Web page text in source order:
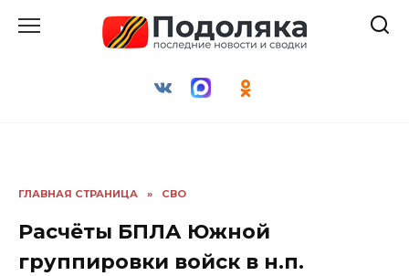
ГЛАВНАЯ СТРАНИЦА » СВО
Расчёты БПЛА Южной
группировки войск в н.п.